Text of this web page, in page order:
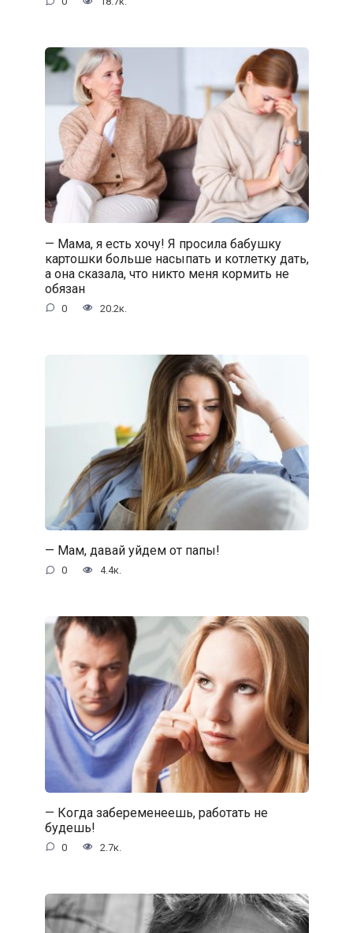
— Мама, я есть хочу! Я просила бабушку
картошки больше насыпать и котлетку дать,
а она сказала, что никто меня кормить не
обязан
0 20.2к.
— Мам, давай уйдем от папы!
0 4.4к.
— Когда забеременеешь, работать не
будешь!
0 2.7к.